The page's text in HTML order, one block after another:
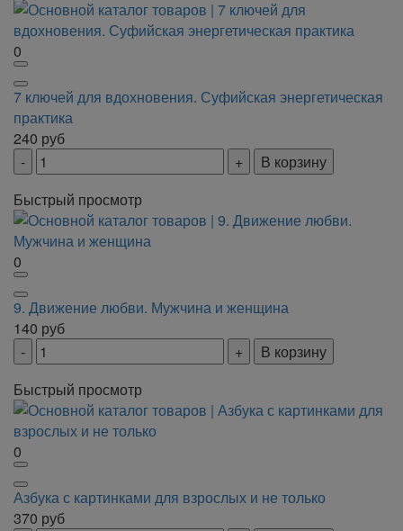
0
7 ключей для вдохновения. Суфийская энергетическая
практика
240 руб
В корзину
Быстрый просмотр
0
9. Движение любви. Мужчина и женщина
140 руб
В корзину
Быстрый просмотр
0
Азбука с картинками для взрослых и не только
370 руб